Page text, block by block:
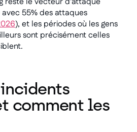
55% des attaques
), et les périodes où les gens
sont précisément celles
comment les